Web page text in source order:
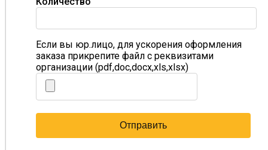
Если вы юр.лицо, для ускорения оформления
заказа прикрепите файл с реквизитами
организации (pdf,doc,docx,xls,xlsx)